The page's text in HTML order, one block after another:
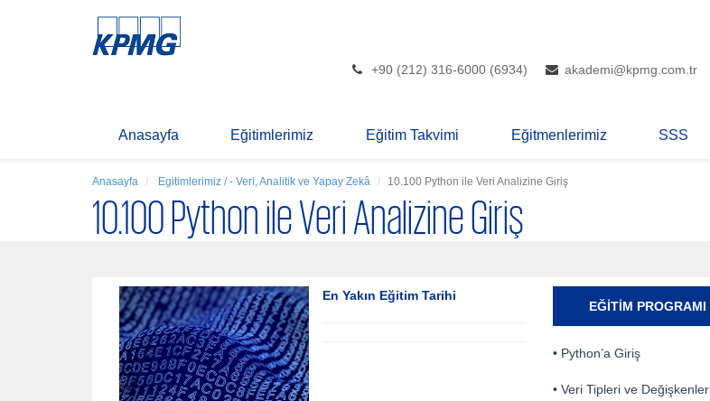
+90 (212) 316-6000 (6934) akademi@kpmg.com.tr
Anasayfa Eğitimlerimiz Eğitim Takvimi Eğitmenlerimiz SSS
Anasayfa Egitimlerimiz / - Veri, Analitik ve Yapay Zekâ 10.100 Python ile Veri Analizine Giriş
10.100 Python ile Veri Analizine Giriş
En Yakın Eğitim Tarihi
EĞITIM PROGRAMI
• Python’a Giriş
• Veri Tipleri ve Değişkenler